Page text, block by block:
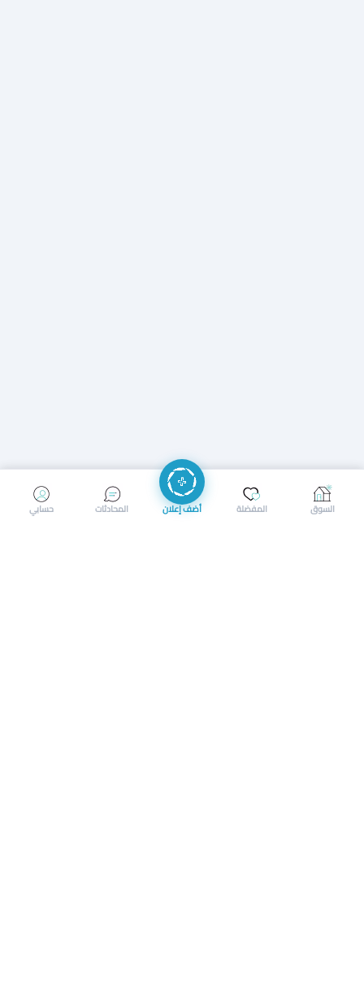
إرسال رسالة إجراء مكالمة
حسابي المحادثات أضف إعلان المفضلة السوق